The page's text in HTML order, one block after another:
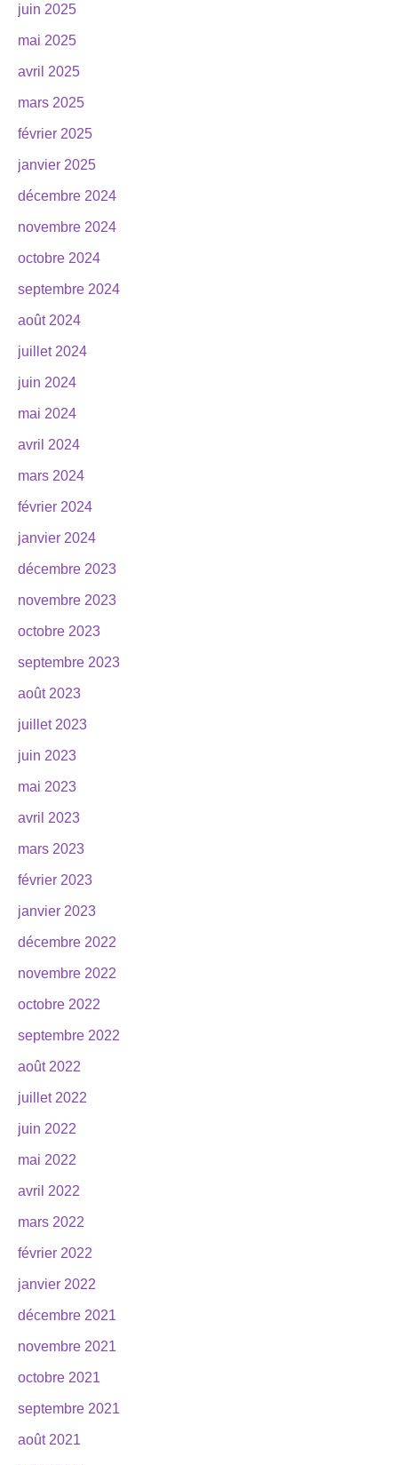
juin 2025
mai 2025
avril 2025
mars 2025
février 2025
janvier 2025
décembre 2024
novembre 2024
octobre 2024
septembre 2024
août 2024
juillet 2024
juin 2024
mai 2024
avril 2024
mars 2024
février 2024
janvier 2024
décembre 2023
novembre 2023
octobre 2023
septembre 2023
août 2023
juillet 2023
juin 2023
mai 2023
avril 2023
mars 2023
février 2023
janvier 2023
décembre 2022
novembre 2022
octobre 2022
septembre 2022
août 2022
juillet 2022
juin 2022
mai 2022
avril 2022
mars 2022
février 2022
janvier 2022
décembre 2021
novembre 2021
octobre 2021
septembre 2021
août 2021